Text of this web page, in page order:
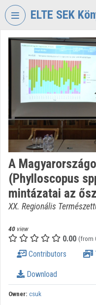
Skip header
ELTE SEK
VIDEOTORIUM
ELTE
SAVARIA
KÖNYVTÁR
ÉS
LEVÉLTÁR
Organization home
Log In
Organization discovery
Categories
Organization playlists
Organizations
Contributors
A
(Phylloscopus
mintázatai az
XX. Regionális
40 view
0.00 (from
Contributors
Download
Owner: csuk